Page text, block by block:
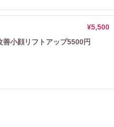
¥5,500
小顔リフトアップ5500円